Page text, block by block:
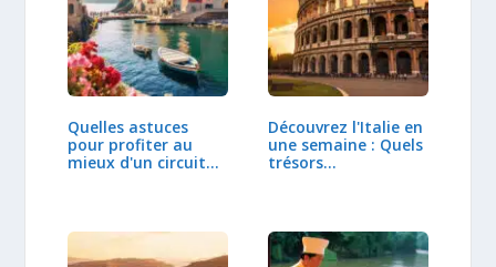
Quelles astuces
pour profiter au
mieux d'un circuit…
Découvrez l'Italie en
une semaine : Quels
trésors…